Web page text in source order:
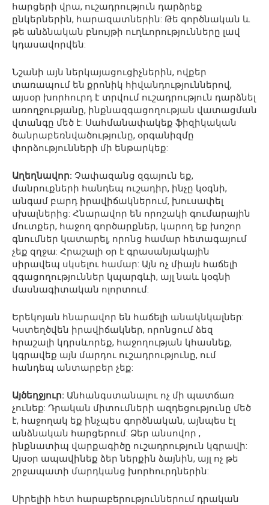
հարցերի վրա, ուշադրություն դարձրեք
ընկերներին, հարազատներին: Թե գործնական և
թե անձնական բնույթի ուղևորությունները լավ
կդասավորվեն:
Նշանի այն ներկայացուցիչներին, ովքեր
տառապում են քրոնիկ հիվանդություններով,
այսօր խորհուրդ է տրվում ուշադրություն դարձնել
առողջությանը, ինքնազգացողության վատացման
վտանգը մեծ է: Սահմանափակեք ֆիզիկական
ծանրաբեռնվածությունը, օրգանիզմը
փորձությունների մի ենթարկեք:
Աղեղնավոր: Չափազանց զգայուն եք,
մանրուքների հանդեպ ուշադիր, ինչը կօգնի,
անգամ բարդ իրավիճակներում, խուսափել
սխալներից: Հնարավոր են որոշակի գումարային
մուտքեր, հաջող գործարքներ, կարող եք խոշոր
գնումներ կատարել, որոնց համար հետագայում
չեք զղջա: Հրաշալի օր է գրասանյակային
սիրավեպ սկսելու համար: Այն ոչ միայն հաճելի
զգացողություններ կպարգևի, այլ նաև կօգնի
մասնագիտական ոլորտում:
Երեկոյան հնարավոր են հաճելի անակնկալներ:
Կստեղծվեն իրավիճակներ, որոնցում ձեզ
հրաշալի կդրսևորեք, հաջողության կհասնեք,
կգրավեք այն մարդու ուշադրությունը, ում
հանդեպ անտարբեր չեք:
Այծեղջյուր: Անհանգստանալու ոչ մի պատճառ
չունեք: Դրական միտումների ազդեցությունը մեծ
է, հաջողակ եք ինչպես գործնական, այնպես էլ
անձնական հարցերում: Ձեր անսովոր ,
ինքնատիպ վարքագիծը ուշադրություն կգրավի:
Այսօր ապավինեք ձեր ներքին ձայնին, այլ ոչ թե
շրջապատի մարդկանց խորհուրդներին:
Սիրելիի հետ հարաբերություններում դրական